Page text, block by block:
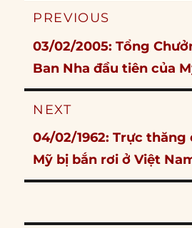
Post
PREVIOUS
Previous
post:
03/02/2005: Tổng
Ban Nha đầu tiên của
NEXT
Next
post:
04/02/1962: Trực thăng
Mỹ bị bắn rơi ở Việt